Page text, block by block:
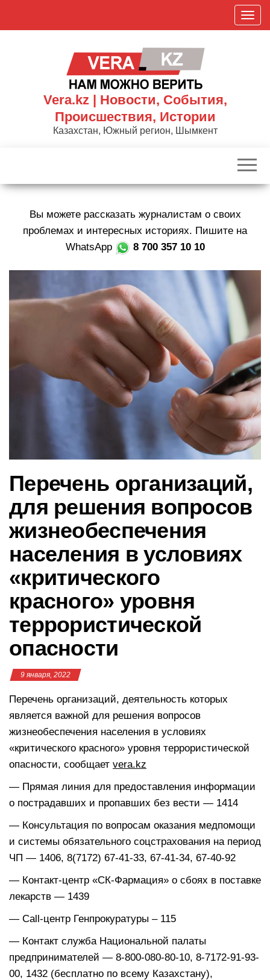
П
о
к
р
а
ц
ю
Vera.kz | Новости, События,
Происшествия, Истории
Казахстан, Южный регион, Шымкент
Вы можете рассказать журналистам о своих
проблемах и интересных историях. Пишите на
WhatsApp
8 700 357 10 10
Перечень организаций,
для решения вопросов
жизнеобеспечения
населения в условиях
«критического
красного» уровня
террористической
опасности
9 января, 2022
Перечень организаций, деятельность которых
является важной для решения вопросов
жизнеобеспечения населения в условиях
«критического красного» уровня террористической
опасности, сообщает vera.kz
— Прямая линия для предоставления информации
о пострадавших и пропавших без вести — 1414
— Консультация по вопросам оказания медпомощи
и системы обязательного соцстрахования на период
ЧП — 1406, 8(7172) 67-41-33, 67-41-34, 67-40-92
— Контакт-центр «СК-Фармация» о сбоях в поставке
лекарств — 1439
— Call-центр Генпрокуратуры – 115
— Контакт служба Национальной палаты
предпринимателей — 8-800-080-80-10, 8-7172-91-93-
00, 1432 (бесплатно по всему Казахстану),